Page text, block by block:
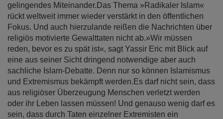
gelingendes Miteinander.Das Thema »Radikaler Islam«
rückt weltweit immer wieder verstärkt in den öffentlichen
Fokus. Und auch hierzulande reißen die Nachrichten über
religiös motivierte Gewalttaten nicht ab.»Wir müssen
reden, bevor es zu spät ist«, sagt Yassir Eric mit Blick auf
eine aus seiner Sicht dringend notwendige aber auch
sachliche Islam-Debatte. Denn nur so können Islamismus
und Extremismus bekämpft werden.Es darf nicht sein, dass
aus religiöser Überzeugung Menschen verletzt werden
oder ihr Leben lassen müssen! Und genauso wenig darf es
sein, dass durch Taten einzelner Extremisten ein